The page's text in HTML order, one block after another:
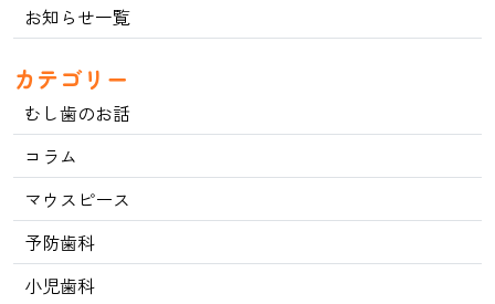
お知らせ一覧
カテゴリー
むし歯のお話
コラム
マウスピース
予防歯科
小児歯科